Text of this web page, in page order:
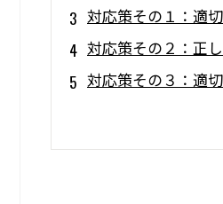
対応策その１：適
対応策その２：正
対応策その３：適